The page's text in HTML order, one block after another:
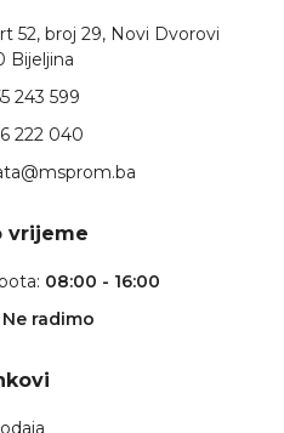
52, broj 29, Novi Dvorovi
Bijeljina
243 599
222 040
vrijeme
08:00 - 16:00
Ne radimo